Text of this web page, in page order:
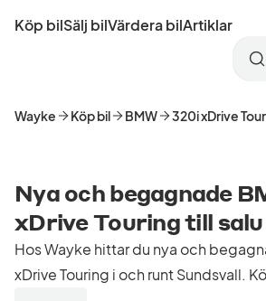
tillKöp bilSälj bilVärdera bilArtiklar
Sök
Wayke Köp bil BMW 320i xDrive
Nya och begagnade
xDrive Touring till
Hos Wayke hittar du nya och
xDrive Touring i och runt Sundsvall.